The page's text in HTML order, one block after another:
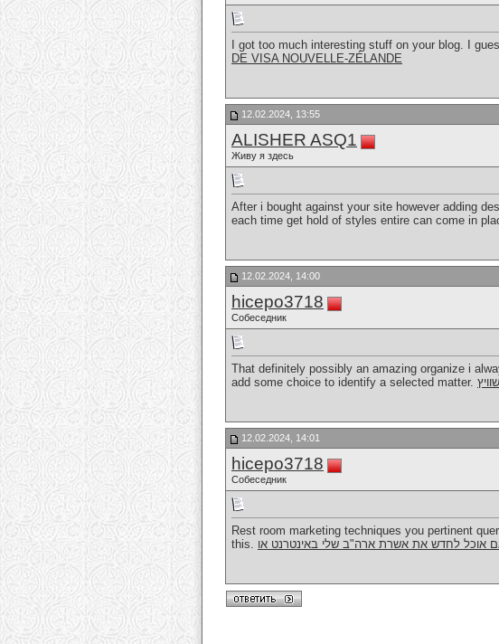
I got too much interesting stuff on your blog. I
DE VISA NOUVELLE-ZÉLANDE
12.02.2024, 13:55
ALISHER ASQ1
Живу я здесь
After i bought against your site however adding
each time get hold of styles entire can come in
12.02.2024, 14:00
hicepo3718
Собеседник
That definitely possibly an amazing organize i
add some choice to identify a selected matter.
12.02.2024, 14:01
hicepo3718
Собеседник
Rest room marketing techniques you pertinent
this.